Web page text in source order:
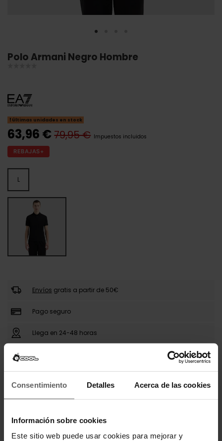
Consentimiento Detalles Acerca de las cookies
Información sobre cookies
Este sitio web puede usar cookies para mejorar y
Polo Armani Negro Hombre
Últimas unidades en stock
63,96 €79,95 € Impuestos incluidos
REBAJAS+
L
Envíos gratis a partir de 50€
Pago seguro
Llega en 24-48 horas
DESCRIPCIÓN
elegancia y confort en un diseño moderno y
transpirable, ofrece un ajuste regular ideal para el
día a día. Incluye detalles en los hombros, además
del distintivo logo EA7, le aporta un toque